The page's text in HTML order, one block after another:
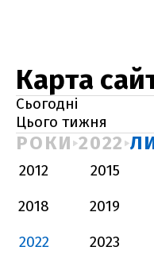
Карта
Сьогодні
Цього тижня
РОКИ 2022
2012 2015
2018
2019
2022
2023